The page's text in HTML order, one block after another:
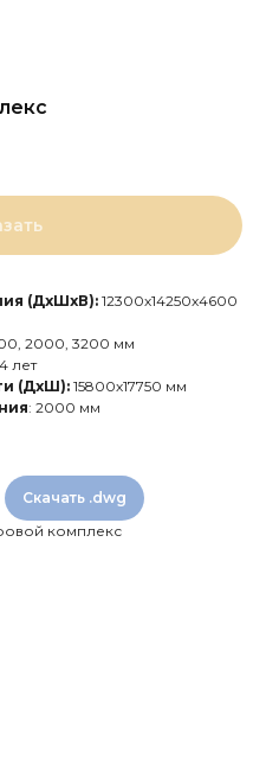
(ДхШхВ): 12300х14250х4600
2000, 3200 мм
лет
(ДхШ): 15800х17750 мм
: 2000 мм
Скачать .dwg
комплекс